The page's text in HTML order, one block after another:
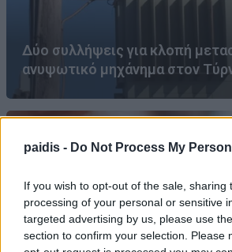
paidis - Do Not Process My
If you wish to opt-out of the sale, sharing
processing of your personal or sensitive
targeted advertising by us, please use
section to confirm your selection. Please
Δύο συλλήψεις για κλοπή
ανυψωτικό μηχάνημα στον
Το Viagra ίσως κάνει πολύ
όσα γνωρίζαμε μέχρι σήμερα –